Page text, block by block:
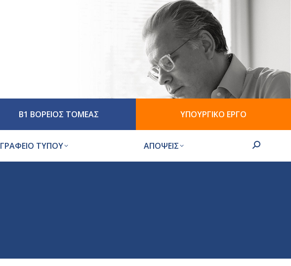
Β1 ΒΟΡΕΙΟΣ ΤΟΜΕΑΣ ΥΠΟΥΡΓΙΚΟ ΕΡΓΟ
ΓΡΑΦΕΙΟ ΤΥΠΟΥ ΑΠΟΨΕΙΣ Search: